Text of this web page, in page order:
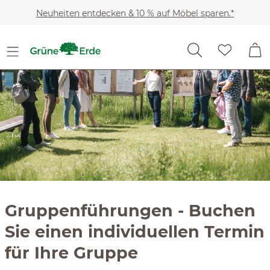
Zum Hauptinhalt springen
Neuheiten entdecken & 10 % auf Möbel sparen.*
Gruppenführungen - Buchen
Sie einen individuellen Termin
für Ihre Gruppe